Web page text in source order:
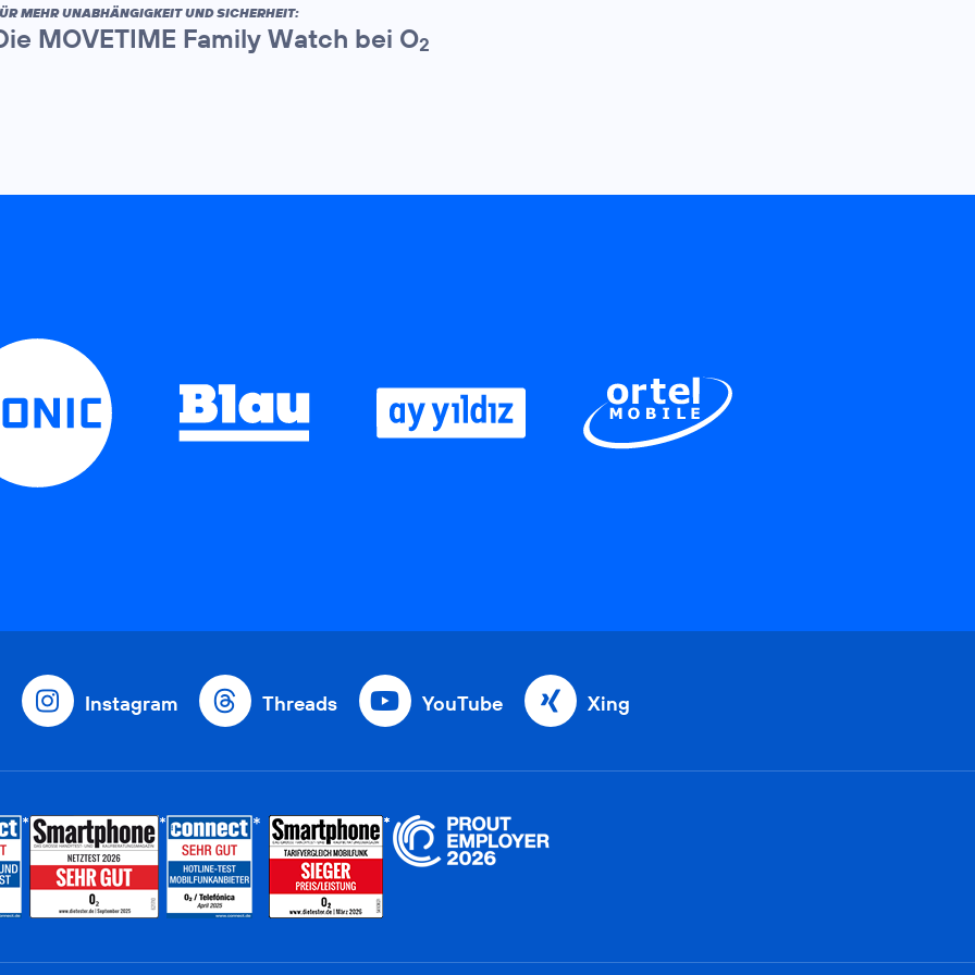
MEHR UNABHÄNGIGKEIT UND SICHERHEIT:
MOVETIME Family Watch bei O2
Instagram Threads YouTube Xing